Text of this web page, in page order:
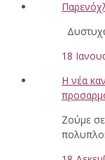
18
Η νέα
Ζούμε